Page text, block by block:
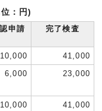
：円)
申請 完了検査
10,000
41,000
6,000 23,000
10,000
41,000